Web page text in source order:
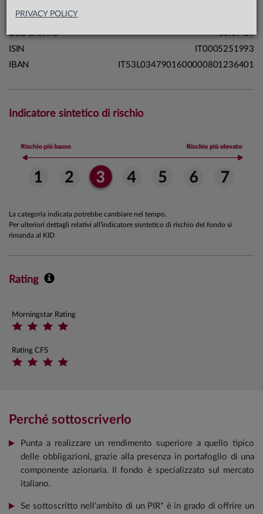
PRIVACY POLICY
Domicilio
Data di avvio
03.07.17
ISIN
IT0005251993
IBAN
IT53L0347901600000801236401
Indicatore sintetico di rischio
La categoria indicata potrebbe cambiare nel tempo.
Per ulteriori dettagli relativi all'indicatore sisntetico di rischio del fondo si
rimanda al KID
Rating
Morningstar Rating
Rating CFS
Perché sottoscriverlo
Punta a realizzare un rendimento superiore a quello tipico
delle obbligazioni, grazie alla presenza in portafoglio di una
componente azionaria. Il fondo è specializzato sul mercato
italiano.
Se sottoscritto nell’ambito di un PIR* è in grado di offrire un